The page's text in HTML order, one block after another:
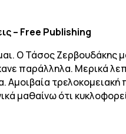
– Free Publishing
Ο Τάσος Ζερβουδάκης
παράλληλα. Μερικά
Αμοιβαία
μαθαίνω ότι